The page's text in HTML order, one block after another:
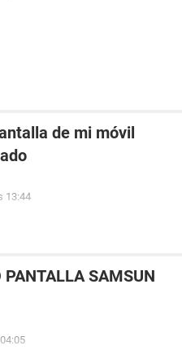
de mi móvil
13:44
PANTALLA SAMSUN